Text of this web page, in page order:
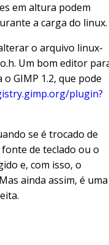
em altura podem
a carga do linux.
o arquivo linux-
Um bom editor
GIMP 1.2, que pode
plugin?
se é trocado de
de teclado ou o
e, com isso, o
ainda assim, é uma